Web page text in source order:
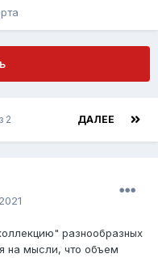
ДАЛЕЕ
2
разнообразных
на мысли, что объем